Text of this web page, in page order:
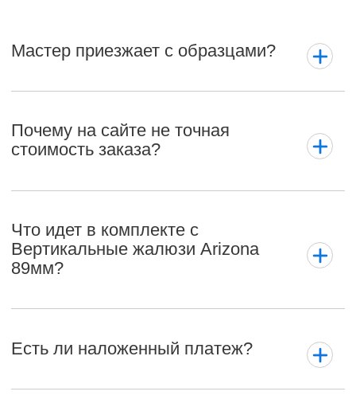
Мастер приезжает с образцами?
Почему на сайте не точная
стоимость заказа?
Что идет в комплекте с
Вертикальные жалюзи Arizona
89мм?
Есть ли наложенный платеж?